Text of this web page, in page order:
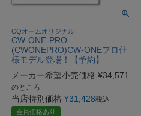
CQオームオリジナル
CW-ONE-PRO
(CWONEPRO)CW-ONEプロ仕
様モデル登場！【予約】
メーカー希望小売価格 ¥34,571
のところ
当店特別価格 ¥31,428税込
会員価格あり